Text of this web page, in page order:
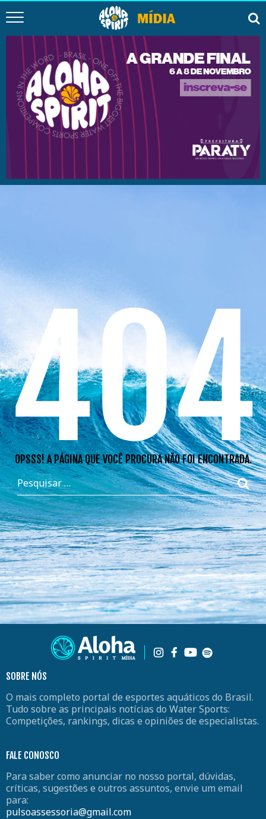
404
OPSSS! A PÁGINA QUE VOCÊ PROCURA NÃO FOI ENCONTRADA.
SOBRE NÓS
O mais completo portal de esportes aquáticos do Brasil.
Tudo sobre as principais notícias do Water Sports:
Competições, rankings, dicas e opiniões de especialistas.
FALE CONOSCO
Para saber como anunciar no nosso portal, dúvidas,
críticas, sugestões e outros assuntos, envie um email
para:
pulsoassessoria@gmail.com